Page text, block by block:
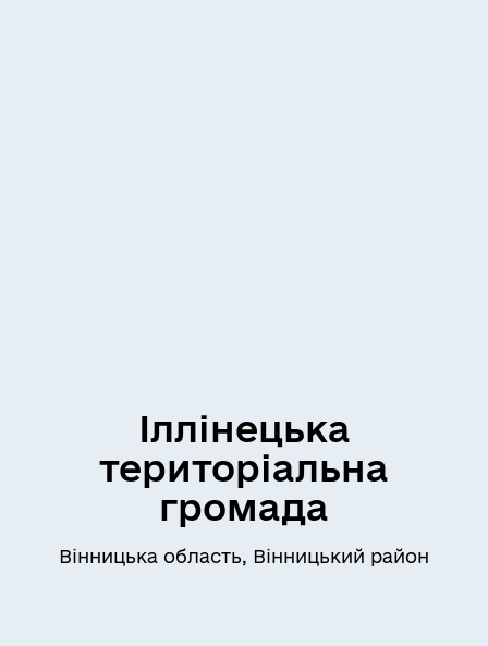
Іллінецька
територіальна
громада
Вінницька область, Вінницький район